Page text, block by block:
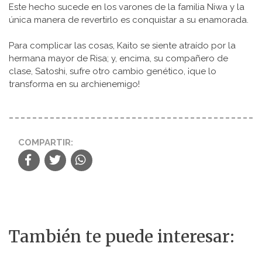
Este hecho sucede en los varones de la familia Niwa y la
única manera de revertirlo es conquistar a su enamorada.
Para complicar las cosas, Kaito se siente atraído por la
hermana mayor de Risa; y, encima, su compañero de
clase, Satoshi, sufre otro cambio genético, ¡que lo
transforma en su archienemigo!
COMPARTIR:
También te puede interesar: